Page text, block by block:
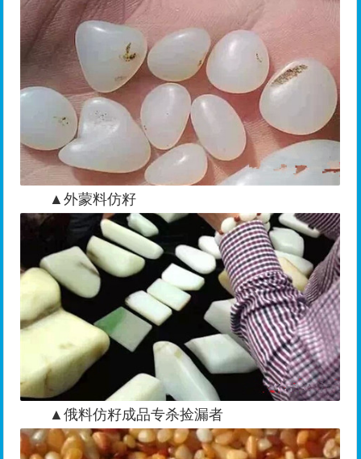
▲外蒙料仿籽
▲俄料仿籽成品专杀捡漏者